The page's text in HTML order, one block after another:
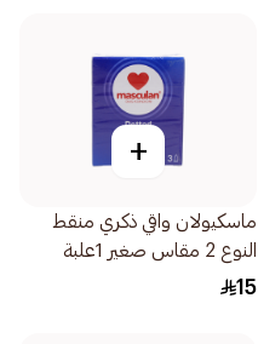
+
ماسكيولان واقي ذكري منقط
النوع 2 مقاس صغير 1علبة
15